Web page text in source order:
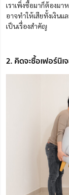
เราเพิ่งซื้อมาก็ต้องม
อาจทำให้เสียทั้งเงิน
เป็นเรื่องสำคัญ
2. คิดจะซื้อเฟอร์นิ